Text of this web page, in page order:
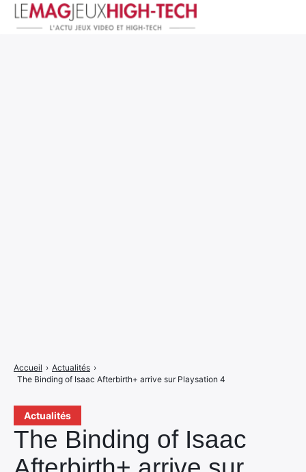
Actualités
The Binding of Isaac
Accueil › Actualités ›
The Binding of Isaac Afterbirth+ arrive sur Playsation 4